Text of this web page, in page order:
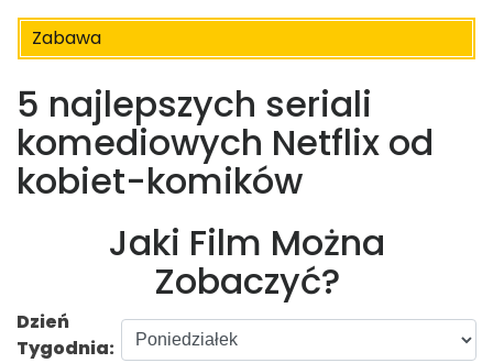
Zabawa
5 najlepszych seriali
komediowych Netflix od
kobiet-komików
Jaki Film Można
Zobaczyć?
Dzień
Tygodnia: